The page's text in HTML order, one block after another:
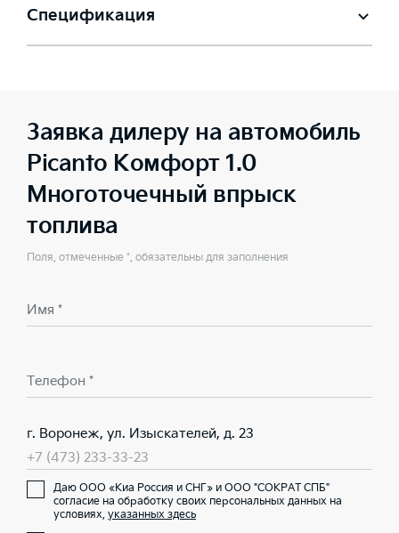
Спецификация
Заявка дилеру на автомобиль
Picanto Комфорт 1.0
Многоточечный впрыск
топлива
Поля, отмеченные *, обязательны для заполнения
Имя *
Телефон *
г. Воронеж, ул. Изыскателей, д. 23
+7 (473) 233-33-23
Даю ООО «Киа Россия и СНГ» и ООО "СОКРАТ СПБ"
согласие на обработку своих персональных данных на
условиях, указанных здесь